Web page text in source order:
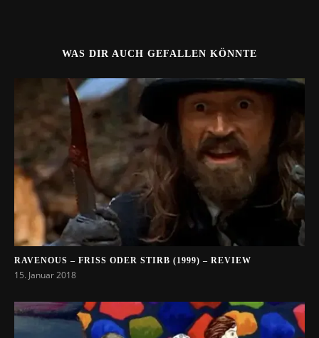
WAS DIR AUCH GEFALLEN KÖNNTE
RAVENOUS – FRISS ODER STIRB (1999) – REVIEW
15. Januar 2018